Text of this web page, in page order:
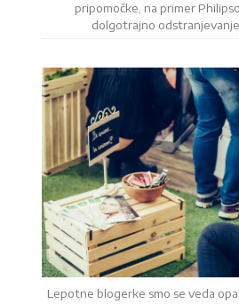
pripomočke, na primer
dolgotrajno
Lepotne blogerke smo se veda